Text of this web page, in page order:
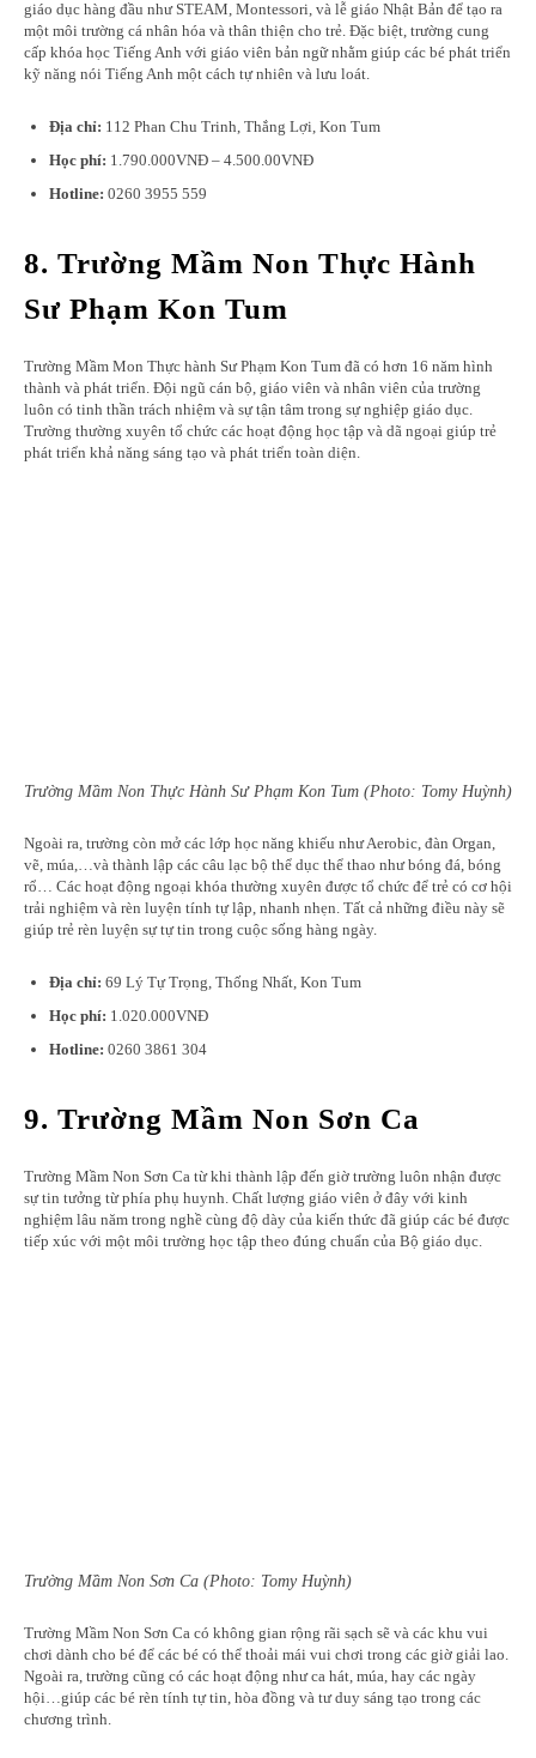
giáo dục hàng đầu như STEAM, Montessori, và lễ giáo Nhật Bản để tạo ra
một môi trường cá nhân hóa và thân thiện cho trẻ. Đặc biệt, trường cung
cấp khóa học Tiếng Anh với giáo viên bản ngữ nhằm giúp các bé phát triển
kỹ năng nói Tiếng Anh một cách tự nhiên và lưu loát.
Địa chỉ: 112 Phan Chu Trinh, Thắng Lợi, Kon Tum
Học phí: 1.790.000VNĐ – 4.500.00VNĐ
Hotline: 0260 3955 559
8. Trường Mầm Non Thực Hành
Sư Phạm Kon Tum
Trường Mầm Mon Thực hành Sư Phạm Kon Tum đã có hơn 16 năm hình
thành và phát triển. Đội ngũ cán bộ, giáo viên và nhân viên của trường
luôn có tinh thần trách nhiệm và sự tận tâm trong sự nghiệp giáo dục.
Trường thường xuyên tổ chức các hoạt động học tập và dã ngoại giúp trẻ
phát triển khả năng sáng tạo và phát triển toàn diện.
Trường Mầm Non Thực Hành Sư Phạm Kon Tum (Photo: Tomy Huỳnh)
Ngoài ra, trường còn mở các lớp học năng khiếu như Aerobic, đàn Organ,
vẽ, múa,…và thành lập các câu lạc bộ thể dục thể thao như bóng đá, bóng
rổ… Các hoạt động ngoại khóa thường xuyên được tổ chức để trẻ có cơ hội
trải nghiệm và rèn luyện tính tự lập, nhanh nhẹn. Tất cả những điều này sẽ
giúp trẻ rèn luyện sự tự tin trong cuộc sống hàng ngày.
Địa chỉ: 69 Lý Tự Trọng, Thống Nhất, Kon Tum
Học phí: 1.020.000VNĐ
Hotline: 0260 3861 304
9. Trường Mầm Non Sơn Ca
Trường Mầm Non Sơn Ca từ khi thành lập đến giờ trường luôn nhận được
sự tin tưởng từ phía phụ huynh. Chất lượng giáo viên ở đây với kinh
nghiệm lâu năm trong nghề cùng độ dày của kiến thức đã giúp các bé được
tiếp xúc với một môi trường học tập theo đúng chuẩn của Bộ giáo dục.
Trường Mầm Non Sơn Ca (Photo: Tomy Huỳnh)
Trường Mầm Non Sơn Ca có không gian rộng rãi sạch sẽ và các khu vui
chơi dành cho bé để các bé có thể thoải mái vui chơi trong các giờ giải lao.
Ngoài ra, trường cũng có các hoạt động như ca hát, múa, hay các ngày
hội…giúp các bé rèn tính tự tin, hòa đồng và tư duy sáng tạo trong các
chương trình.